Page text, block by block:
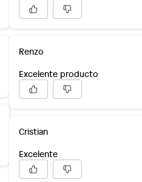
Renzo
Excelente producto
Cristian
Excelente